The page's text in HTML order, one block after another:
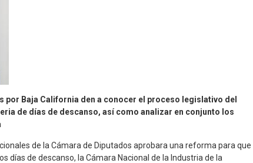
Baja California den a conocer el proceso legislativo del
de días de descanso, así como analizar en conjunto los
de la Cámara de Diputados aprobara una reforma para que
días de descanso, la Cámara Nacional de la Industria de la